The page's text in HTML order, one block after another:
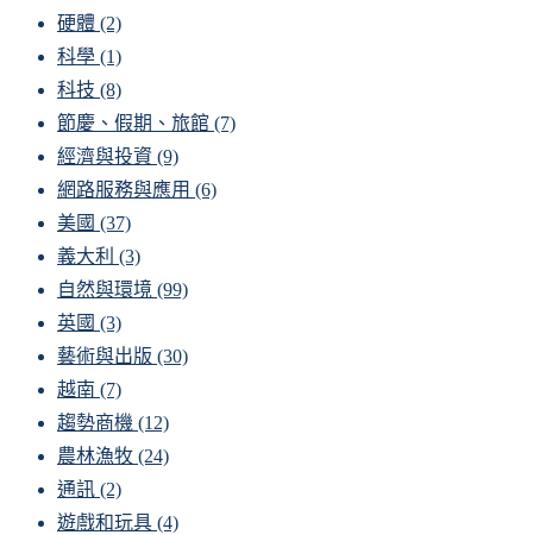
硬體 (2)
科學 (1)
科技 (8)
節慶、假期、旅館 (7)
經濟與投資 (9)
網路服務與應用 (6)
美國 (37)
義大利 (3)
自然與環境 (99)
英國 (3)
藝術與出版 (30)
越南 (7)
趨勢商機 (12)
農林漁牧 (24)
通訊 (2)
遊戲和玩具 (4)